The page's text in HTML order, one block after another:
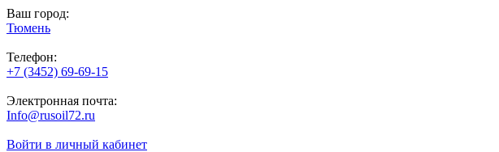
Ваш город:
Тюмень
Телефон:
+7 (3452) 69-69-15
Электронная почта:
Info@rusoil72.ru
Войти в личный кабинет